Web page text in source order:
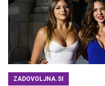
ZADOVOLJNA.SI